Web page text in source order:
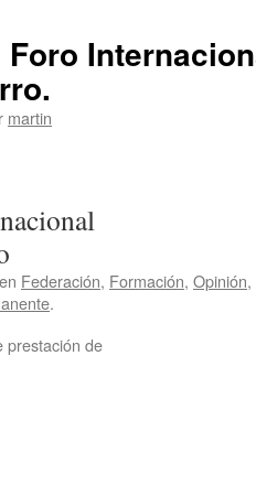
martin
Federación, Formación, Opinión,
.
prestación de